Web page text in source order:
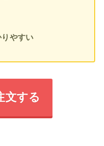
やすい
文する